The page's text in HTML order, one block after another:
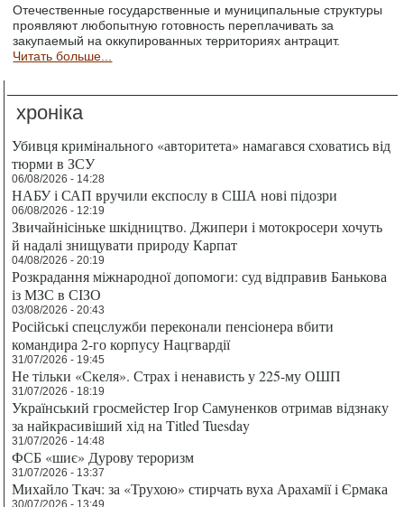
Отечественные государственные и муниципальные структуры
проявляют любопытную готовность переплачивать за
закупаемый на оккупированных территориях антрацит.
Читать больше...
хроніка
Убивця кримінального «авторитета» намагався сховатись від
тюрми в ЗСУ
06/08/2026 - 14:28
НАБУ і САП вручили експослу в США нові підозри
06/08/2026 - 12:19
Звичайнісіньке шкідництво. Джипери і мотокросери хочуть
й надалі знищувати природу Карпат
04/08/2026 - 20:19
Розкрадання міжнародної допомоги: суд відправив Банькова
із МЗС в СІЗО
03/08/2026 - 20:43
Російські спецслужби переконали пенсіонера вбити
командира 2-го корпусу Нацгвардії
31/07/2026 - 19:45
Не тільки «Скеля». Страх і ненависть у 225-му ОШП
31/07/2026 - 18:19
Український гросмейстер Ігор Самуненков отримав відзнаку
за найкрасивіший хід на Titled Tuesday
31/07/2026 - 14:48
ФСБ «шиє» Дурову тероризм
31/07/2026 - 13:37
Михайло Ткач: за «Трухою» стирчать вуха Арахамії і Єрмака
30/07/2026 - 13:49